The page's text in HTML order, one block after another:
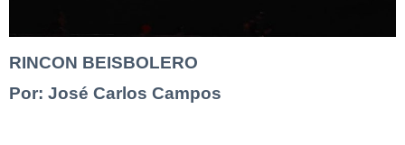
RINCON BEISBOLERO
Por: José Carlos Campos